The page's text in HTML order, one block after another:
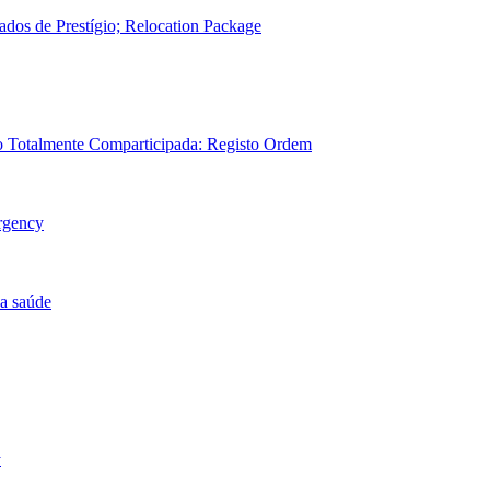
de Prestígio; Relocation Package
Totalmente Comparticipada: Registo Ordem
saúde